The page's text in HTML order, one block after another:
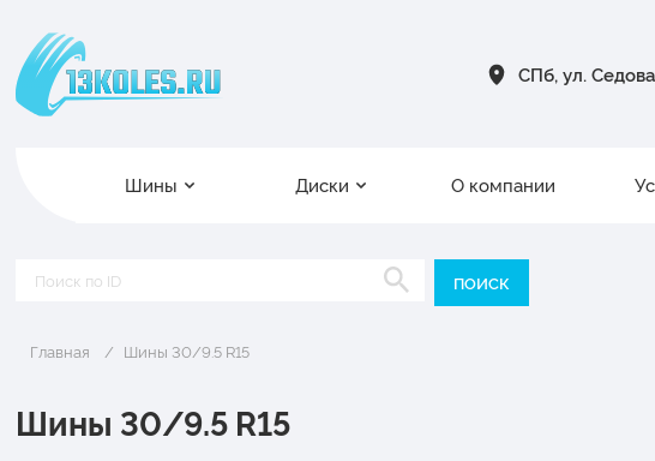
СПб, ул.
Шины Диски О компании
Главная Шины 30/9.5 R15
Шины 30/9.5 R15